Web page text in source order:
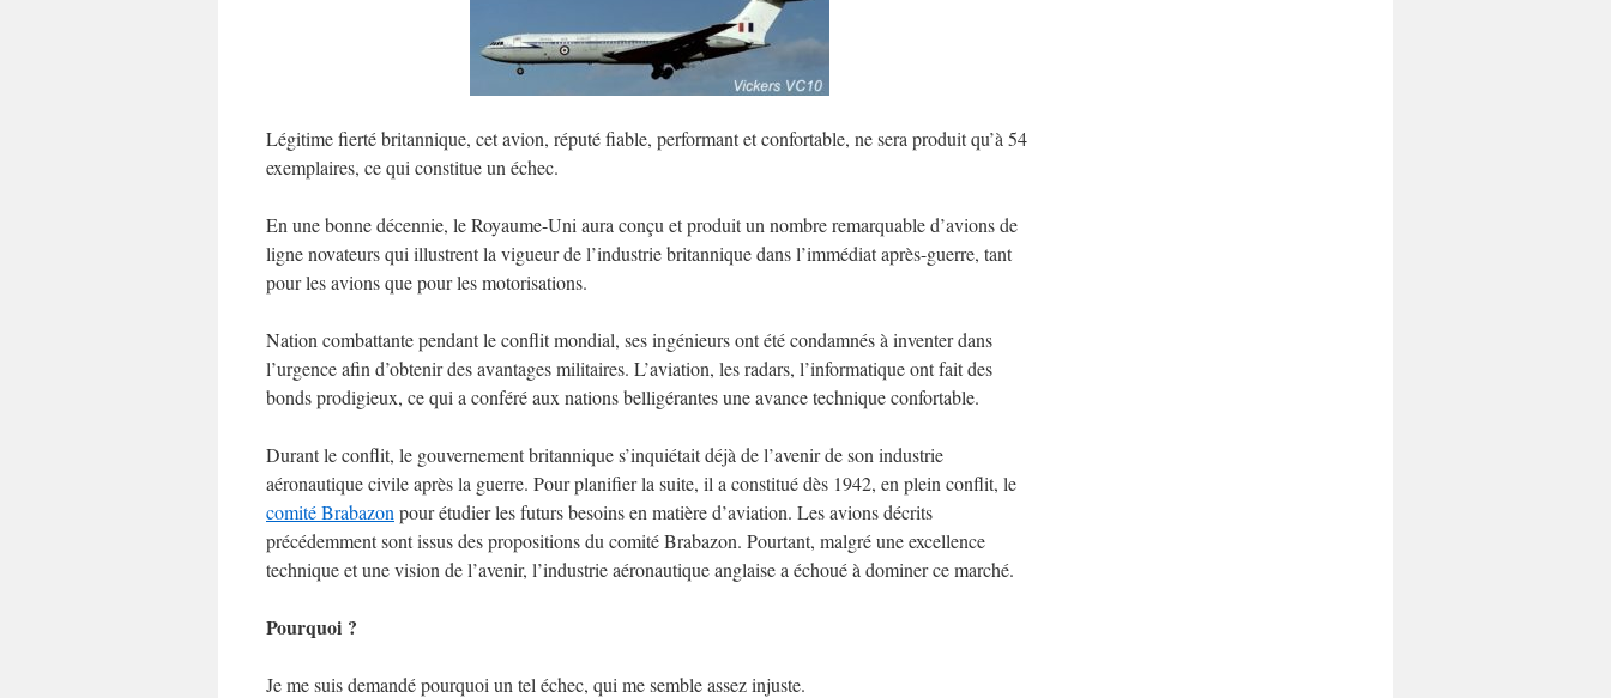
Légitime fierté britannique, cet avion, réputé fiable, performant et confortable, ne sera produit qu’à 54
exemplaires, ce qui constitue un échec.
En une bonne décennie, le Royaume-Uni aura conçu et produit un nombre remarquable d’avions de
ligne novateurs qui illustrent la vigueur de l’industrie britannique dans l’immédiat après-guerre, tant
pour les avions que pour les motorisations.
Nation combattante pendant le conflit mondial, ses ingénieurs ont été condamnés à inventer dans
l’urgence afin d’obtenir des avantages militaires. L’aviation, les radars, l’informatique ont fait des
bonds prodigieux, ce qui a conféré aux nations belligérantes une avance technique confortable.
Durant le conflit, le gouvernement britannique s’inquiétait déjà de l’avenir de son industrie
aéronautique civile après la guerre. Pour planifier la suite, il a constitué dès 1942, en plein conflit, le
comité Brabazon pour étudier les futurs besoins en matière d’aviation. Les avions décrits
précédemment sont issus des propositions du comité Brabazon. Pourtant, malgré une excellence
technique et une vision de l’avenir, l’industrie aéronautique anglaise a échoué à dominer ce marché.
Pourquoi ?
Je me suis demandé pourquoi un tel échec, qui me semble assez injuste.